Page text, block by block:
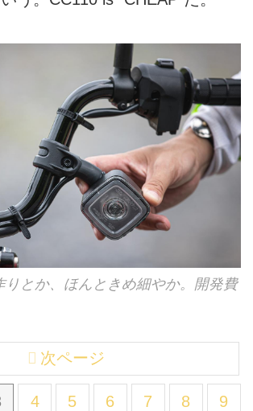
りとか、ほんときめ細やか。開発費
4 5 6 7 8 9
次ページ